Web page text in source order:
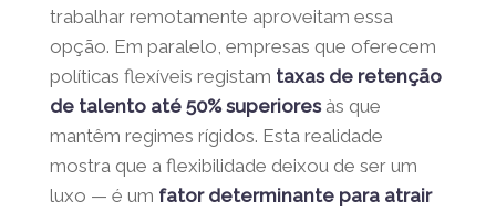
trabalhadores que têm a possibilidade de
trabalhar remotamente aproveitam essa
opção. Em paralelo, empresas que
oferecem políticas flexíveis registamtaxas
de retenção de talento até 50%
superioresàs que mantêm regimes rígidos.
Esta realidade mostra que a flexibilidade